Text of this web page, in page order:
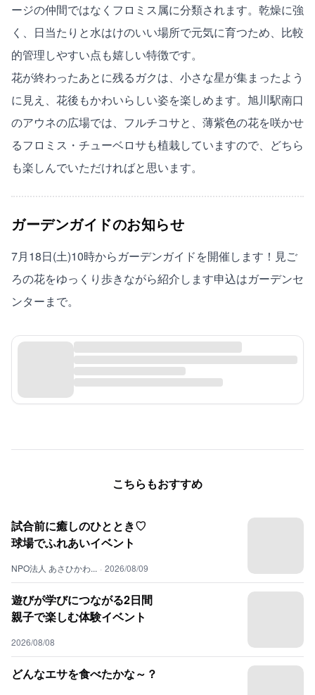
ージの仲間ではなくフロミス属に分類されます。乾燥に強
く、日当たりと水はけのいい場所で元気に育つため、比較
的管理しやすい点も嬉しい特徴です。
花が終わったあとに残るガクは、小さな星が集まったよう
に見え、花後もかわいらしい姿を楽しめます。旭川駅南口
のアウネの広場では、フルチコサと、薄紫色の花を咲かせ
るフロミス・チューベロサも植栽していますので、どちら
も楽しんでいただければと思います。
ガーデンガイドのお知らせ
7月18日(土)10時からガーデンガイドを開催します！見ご
ろの花をゆっくり歩きながら紹介します申込はガーデンセ
ンターまで。
こちらもおすすめ
試合前に癒しのひととき♡
球場でふれあいイベント
NPO法人 あさひかわ... · 2026/08/09
遊びが学びにつながる2日間
親子で楽しむ体験イベント
2026/08/08
どんなエサを食べたかな～？